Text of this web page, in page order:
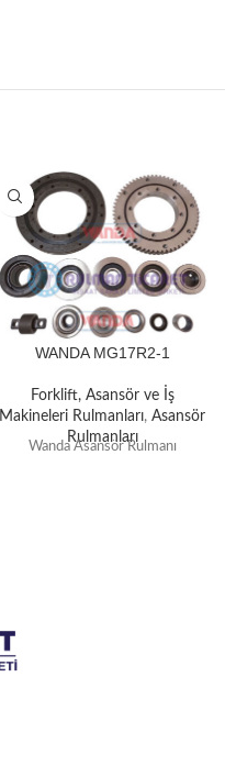
WANDA MG17R2-1
Forklift, Asansör ve İş
Makineleri Rulmanları, Asansör
Rulmanları
Wanda Asansör Rulmanı